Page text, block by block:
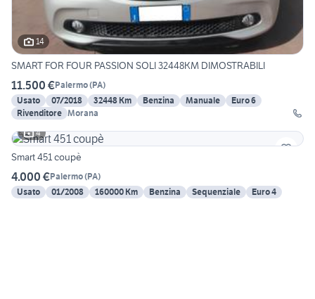
14
SMART FOR FOUR PASSION SOLI 32448KM DIMOSTRABILI
11.500 €Palermo(PA)
Usato
07/2018 32448 Km Benzina Manuale
Euro 6
Rivenditore Morana
4
Smart 451 coupè
4.000 €Palermo(PA)
Usato
01/2008 160000 Km Benzina Sequenziale Euro 4